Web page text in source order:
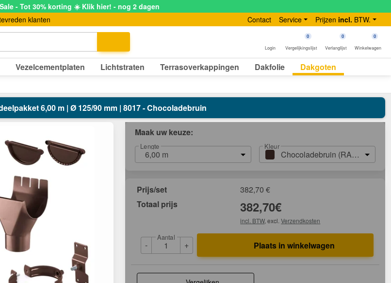
- Tot 30% korting ☀️ Klik hier! - nog 2 dagen
klanten Contact Service Prijzen incl. BTW.
Login
0
Vergelijkingslijst
0
Verlanglijst
0
Winkelwagen
Vezelcementplaten Lichtstraten Terrasoverkappingen Dakfolie Dakgoten
6,00 m | Ø 125/90 mm | 8017 - Chocoladebruin
Maak uw keuze:
Lengte
6,00 m
Kleur
Chocoladebruin (RAL 8017)
Prijs/set 382,70 €
Totaal prijs
382,70€
incl. BTW, excl.Verzendkosten
-
Aantal
+ Plaats in winkelwagen